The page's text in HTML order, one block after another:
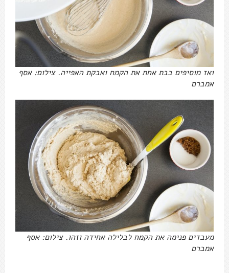
ואז מוסיפים בבת אחת את הקמח ואבקת האפייה. צילום: אסף
אמברם
מעבדים פנימה את הקמח לבלילה אחידה וזהו. צילום: אסף
אמברם